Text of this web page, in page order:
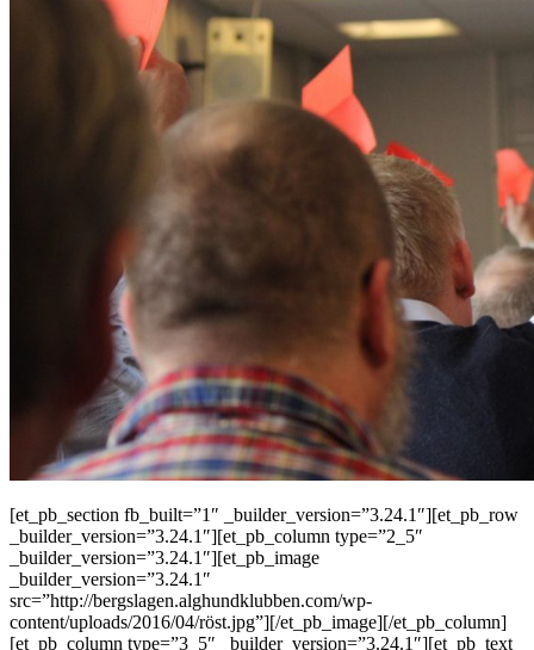
[et_pb_section fb_built=”1″ _builder_version=”3.24.1″][et_pb_row
_builder_version=”3.24.1″][et_pb_column type=”2_5″
_builder_version=”3.24.1″][et_pb_image
_builder_version=”3.24.1″
src=”http://bergslagen.alghundklubben.com/wp-
content/uploads/2016/04/röst.jpg”][/et_pb_image][/et_pb_column]
[et_pb_column type=”3_5″ _builder_version=”3.24.1″][et_pb_text